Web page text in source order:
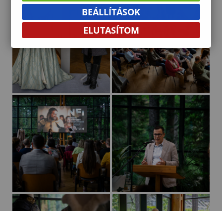
BEÁLLÍTÁSOK
ELUTASÍTOM